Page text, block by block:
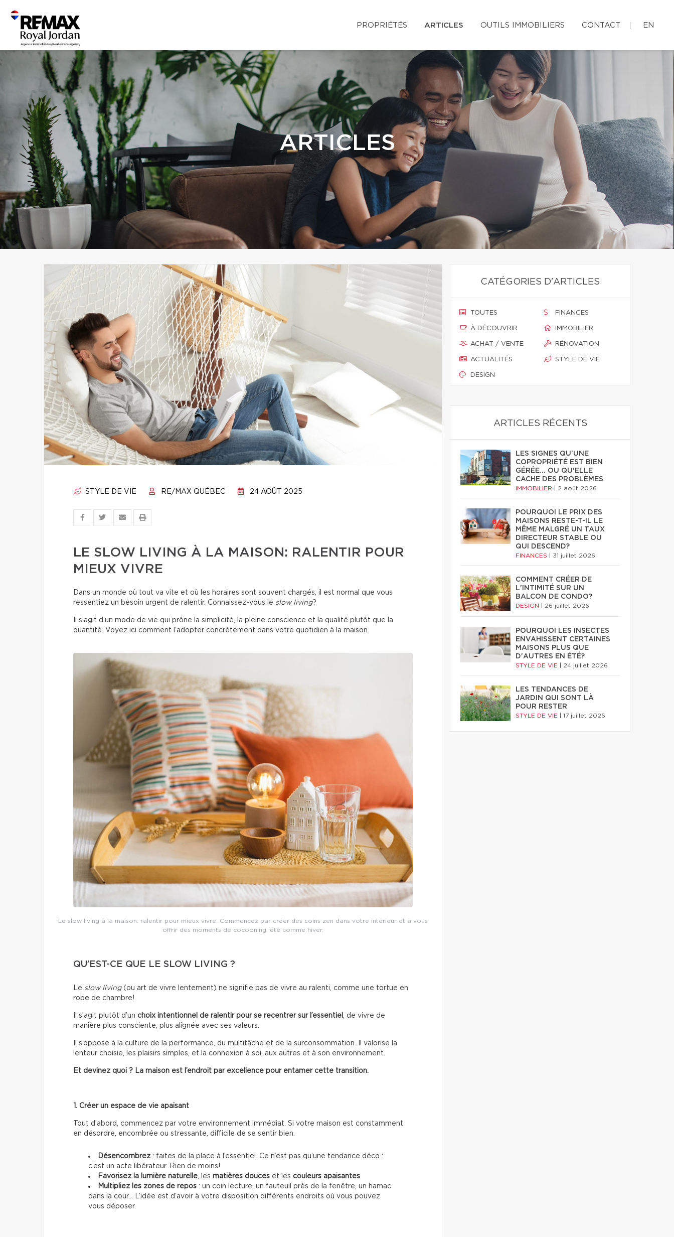
PROPRIÉTÉS ARTICLES OUTILS IMMOBILIERS CONTACT EN
ARTICLES
STYLE DE VIE RE/MAX QUÉBEC 24 AOÛT 2025
LE SLOW LIVING À LA MAISON: RALENTIR POUR
MIEUX VIVRE
Dans un monde où tout va vite et où les horaires sont souvent chargés, il est normal que vous
ressentiez un besoin urgent de ralentir. Connaissez-vous le slow living?
Il s’agit d’un mode de vie qui prône la simplicité, la pleine conscience et la qualité plutôt que la
quantité. Voyez ici comment l’adopter concrètement dans votre quotidien à la maison.
Le slow living à la maison: ralentir pour mieux vivre. Commencez par créer des coins zen dans votre intérieur et à vous
offrir des moments de cocooning, été comme hiver.
QU’EST-CE QUE LE SLOW LIVING ?
Le slow living(ou art de vivre lentement) ne signifie pas de vivre au ralenti, comme une tortue en
robe de chambre!
Il s’agit plutôt d’un choix intentionnel de ralentir pour se recentrer sur l’essentiel , de vivre de
manière plus consciente, plus alignée avec ses valeurs.
Il s’oppose à la culture de la performance, du multitâche et de la surconsommation. Il valorise la
lenteur choisie, les plaisirs simples, et la connexion à soi, aux autres et à son environnement.
Et devinez quoi ? La maison est l’endroit par excellence pour entamer cette transition.
1. Créer un espace de vie apaisant
Tout d’abord, commencez par votre environnement immédiat. Si votre maison est constamment
en désordre, encombrée ou stressante, difficile de se sentir bien.
Désencombrez : faites de la place à l’essentiel. Ce n’est pas qu’une tendance déco :
c’est un acte libérateur. Rien de moins!
Favorisez la lumière naturelle, les matières douces et les couleurs apaisantes.
Multipliez les zones de repos : un coin lecture, un fauteuil près de la fenêtre, un hamac
dans la cour… L’idée est d’avoir à votre disposition différents endroits où vous pouvez
vous déposer.
CATÉGORIES D'ARTICLES
TOUTES
À DÉCOUVRIR
ACHAT / VENTE
ACTUALITÉS
DESIGN
FINANCES
IMMOBILIER
RÉNOVATION
STYLE DE VIE
ARTICLES RÉCENTS
LES SIGNES QU'UNE
COPROPRIÉTÉ EST BIEN
GÉRÉE… OU QU'ELLE
CACHE DES PROBLÈMES
IMMOBILIER 2 août 2026
POURQUOI LE PRIX DES
MAISONS RESTE-T-IL LE
MÊME MALGRÉ UN TAUX
DIRECTEUR STABLE OU
QUI DESCEND?
FINANCES 31 juillet 2026
COMMENT CRÉER DE
L'INTIMITÉ SUR UN
BALCON DE CONDO?
DESIGN 26 juillet 2026
POURQUOI LES INSECTES
ENVAHISSENT CERTAINES
MAISONS PLUS QUE
D'AUTRES EN ÉTÉ?
STYLE DE VIE 24 juillet 2026
LES TENDANCES DE
JARDIN QUI SONT LÀ
POUR RESTER
STYLE DE VIE 17 juillet 2026